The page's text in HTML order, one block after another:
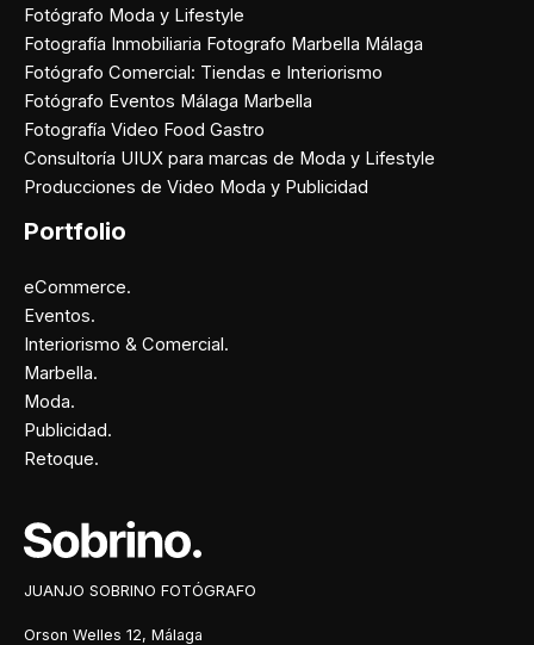
Fotógrafo Moda y Lifestyle
Fotografía Inmobiliaria Fotografo Marbella Málaga
Fotógrafo Comercial: Tiendas e Interiorismo
Fotógrafo Eventos Málaga Marbella
Fotografía Video Food Gastro
Consultoría UIUX para marcas de Moda y Lifestyle
Producciones de Video Moda y Publicidad
Portfolio
eCommerce.
Eventos.
Interiorismo & Comercial.
Marbella.
Moda.
Publicidad.
Retoque.
JUANJO SOBRINO FOTÓGRAFO
Orson Welles 12, Málaga